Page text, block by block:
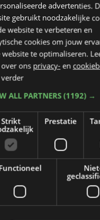
van vechtpartij, is
coma overleden
Taalfout
taal- of schrijffout
artikel?
Laat het ons weten
advertenties.
gebruikt noodzakelijke
website te verbeteren en
cookies om jouw
website te optimaliseren.
ons privacy- en
verder
ALL PARTNERS(1192) →
Strikt
Prestatie